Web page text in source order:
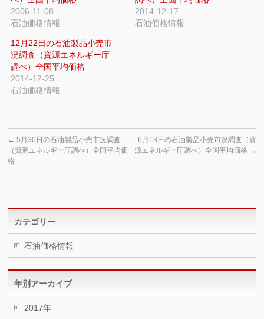
2006-11-08
石油価格情報
2014-12-17
石油価格情報
12月22日の石油製品小売市
況調査（資源エネルギー庁
調べ）全国平均価格
2014-12-25
石油価格情報
← 5月30日の石油製品小売市況調査
（資源エネルギー庁調べ）全国平均価
格
6月13日の石油製品小売市況調査（資
源エネルギー庁調べ）全国平均価格 →
カテゴリー
石油価格情報
年別アーカイブ
2017年